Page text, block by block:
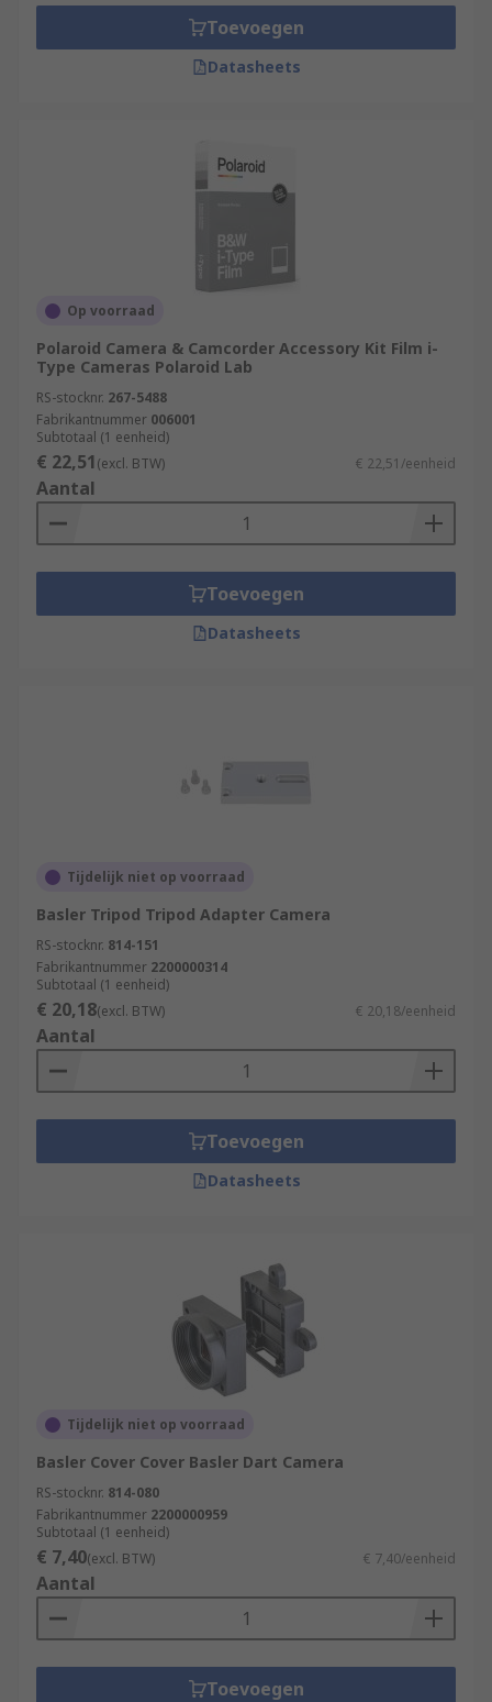
travelling with no access to a charger. A
spare battery is a must-have piece of every
photographer's bag.
selfie sticks for taking group photos and
replacement parts for your camera.
Toevoegen
Datasheets
Op voorraad
Polaroid Camera & Camcorder Accessory Kit Film i-
Type Cameras Polaroid Lab
RS-stocknr. 267-5488
Fabrikantnummer 006001
Subtotaal (1 eenheid)
€ 22,51(excl. BTW) € 22,51/eenheid
Aantal
Toevoegen
Datasheets
Tijdelijk niet op voorraad
Basler Tripod Tripod Adapter Camera
RS-stocknr. 814-151
Fabrikantnummer 2200000314
Subtotaal (1 eenheid)
€ 20,18(excl. BTW) € 20,18/eenheid
Aantal
Toevoegen
Datasheets
Tijdelijk niet op voorraad
Basler Cover Cover Basler Dart Camera
RS-stocknr. 814-080
Fabrikantnummer 2200000959
Subtotaal (1 eenheid)
€ 7,40(excl. BTW) € 7,40/eenheid
Aantal
Toevoegen